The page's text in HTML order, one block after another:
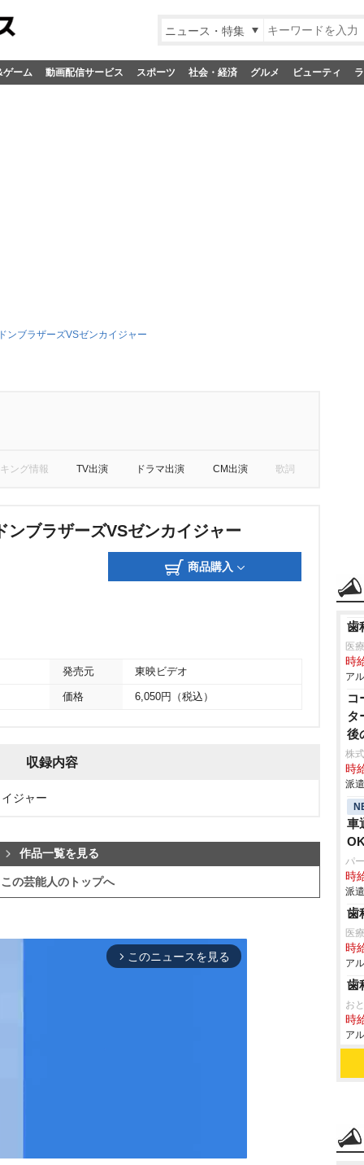
ニュース・特集
ゲーム 動画配信サービス スポーツ 社会・経済 グルメ ビューティ
ンブラザーズVSゼンカイジャー
ング情報 TV出演 ドラマ出演 CM出演 歌詞
ンブラザーズVSゼンカイジャー
商品購入
発売元 東映ビデオ
価格 6,050円（税込）
収録内容
ジャー
作品一覧を見る
この芸能人のトップへ
arrow_forward_ios このニュースを見る
歯
医
時
ア
コ
タ
後
株
時
派
車
パ
時
派
歯
医
時
ア
歯
お
時
ア